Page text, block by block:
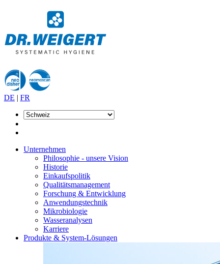
DE | FR
Unternehmen
Philosophie - unsere Vision
Historie
Einkaufspolitik
Qualitätsmanagement
Forschung & Entwicklung
Anwendungstechnik
Mikrobiologie
Wasseranalysen
Karriere
Produkte & System-Lösungen